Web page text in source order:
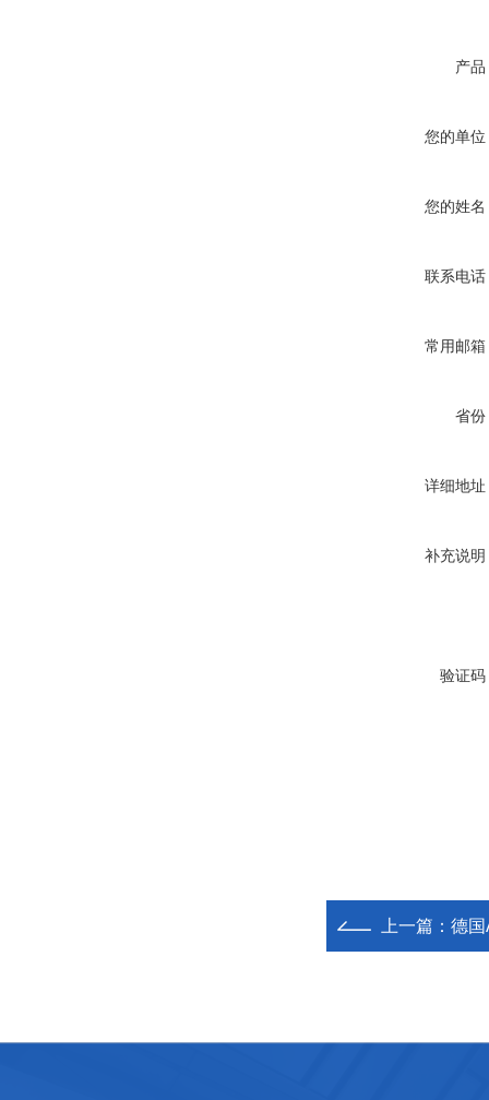
产品
您的单位
您的姓名
联系电话
常用邮箱
省份
详细地址
补充说明
验证码
上一篇： 德